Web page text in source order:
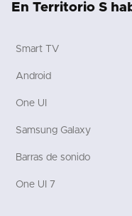
En Territorio S
Smart TV
Android
One UI
Samsung Galaxy
Barras de sonido
One UI 7